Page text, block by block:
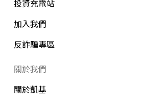
投資充電站
加入我們
反詐騙專區
關於我們
關於凱基